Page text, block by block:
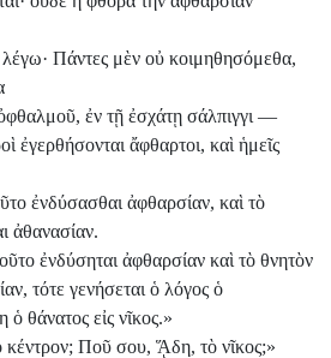
Πάντες μὲν οὐ κοιμηθησόμεθα,
ἐν τῇ ἐσχάτῃ σάλπιγγι —
ἐγερθήσονται ἄφθαρτοι, καὶ ἡμεῖς
ἐνδύσασθαι ἀφθαρσίαν, καὶ τὸ
ἀθανασίαν.
ἐνδύσηται ἀφθαρσίαν καὶ τὸ θνητὸν
τότε γενήσεται ὁ λόγος ὁ
θάνατος εἰς νῖκος.»
Ποῦ σου, ᾍδη, τὸ νῖκος;»